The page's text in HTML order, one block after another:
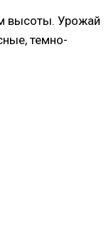
высоты. Урожай
темно-